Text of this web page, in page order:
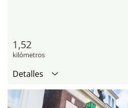
1,52
kilómetros
Detalles